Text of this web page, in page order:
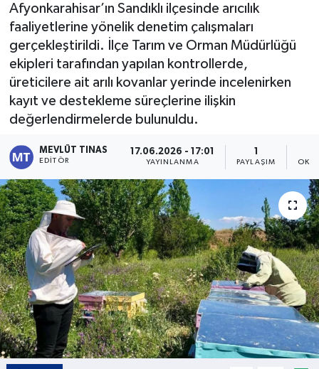
Afyonkarahisar’ın Sandıklı ilçesinde arıcılık
faaliyetlerine yönelik denetim çalışmaları
gerçekleştirildi. İlçe Tarım ve Orman Müdürlüğü
ekipleri tarafından yapılan kontrollerde,
üreticilere ait arılı kovanlar yerinde incelenirken
kayıt ve destekleme süreçlerine ilişkin
değerlendirmelerde bulunuldu.
MEVLÜT TINAS
EDITÖR
17.06.2026 - 17:01
YAYINLANMA PAYLAŞIM
Eğitim
Sağlık
Teknoloji
Tüm Manşetler
Son Dakika Haberleri
Haber Arşivi